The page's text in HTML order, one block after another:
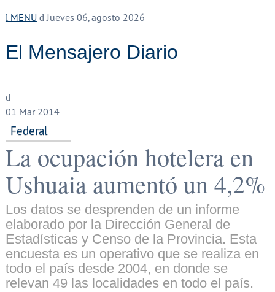
MENU Jueves 06, agosto 2026
El Mensajero Diario
01 Mar 2014
Federal
La ocupación hotelera en
Ushuaia aumentó un 4,2%
Los datos se desprenden de un informe
elaborado por la Dirección General de
Estadísticas y Censo de la Provincia. Esta
encuesta es un operativo que se realiza en
todo el país desde 2004, en donde se
relevan 49 las localidades en todo el país.